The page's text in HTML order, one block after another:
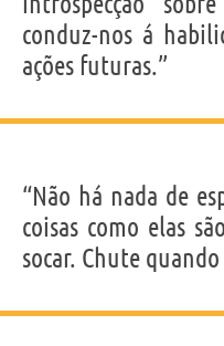
conduz-nos á
ações futuras.”
“Não há nada de
coisas como elas
socar. Chute